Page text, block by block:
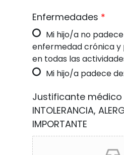
Enfermedades *
Mi hijo/a no
enfermedad crónica
en todas las
Mi hijo/a padece de:
Justificante
INTOLERANCIA,
IMPORTANTE